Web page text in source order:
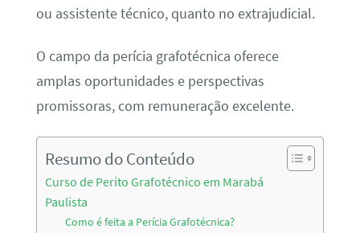
ou assistente técnico, quanto no extrajudicial.
O campo da perícia grafotécnica oferece
amplas oportunidades e perspectivas
promissoras, com remuneração excelente.
Resumo do Conteúdo
Curso de Perito Grafotécnico em Marabá
Paulista
Como é feita a Perícia Grafotécnica?